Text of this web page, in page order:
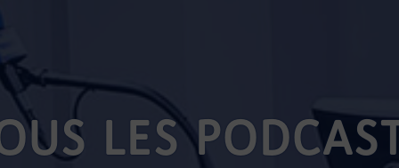
LES